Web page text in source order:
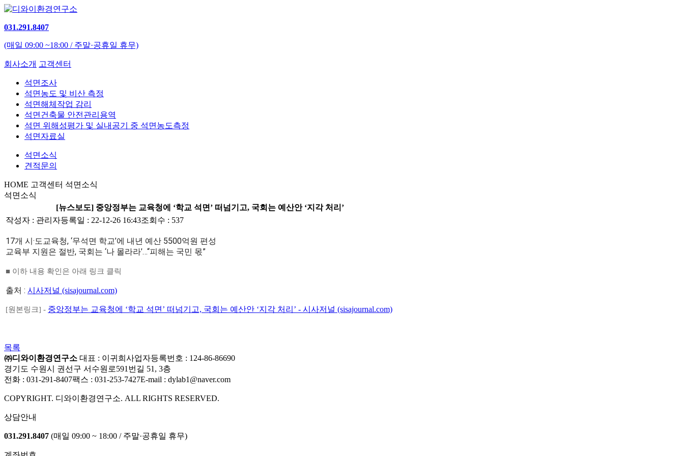
031.291.8407
(매일 09:00 ~18:00 / 주말·공휴일 휴무)
회사소개 고객센터
석면조사
석면농도 및 비산 측정
석면해체작업 감리
석면건축물 안전관리용역
석면 위해성평가 및 실내공기 중 석면농도측정
석면자료실
석면소식
견적문의
HOME 고객센터 석면소식
석면소식
[뉴스보도] 중앙정부는 교육청에 ‘학교 석면’ 떠넘기고, 국회는 예산안 ‘지각 처리’
작성자 : 관리자등록일 : 22-12-26 16:43조회수 : 537
17개 시·도교육청, ‘무석면 학교’에 내년 예산 5500억원 편성
교육부 지원은 절반, 국회는 ‘나 몰라라’…“피해는 국민 몫”
■ 이하 내용 확인은 아래 링크 클릭
출처 : 시사저널 (sisajournal.com)
[원본링크] - 중앙정부는 교육청에 ‘학교 석면’ 떠넘기고, 국회는 예산안 ‘지각 처리’ - 시사저널 (sisajournal.com)
목록
㈜디와이환경연구소 대표 : 이귀희 사업자등록번호 : 124-86-86690
경기도 수원시 권선구 서수원로591번길 51, 3층
전화 : 031-291-8407팩스 : 031-253-7427E-mail : dylab1@naver.com
COPYRIGHT. 디와이환경연구소. ALL RIGHTS RESERVED.
상담안내
031.291.8407 (매일 09:00 ~ 18:00 / 주말·공휴일 휴무)